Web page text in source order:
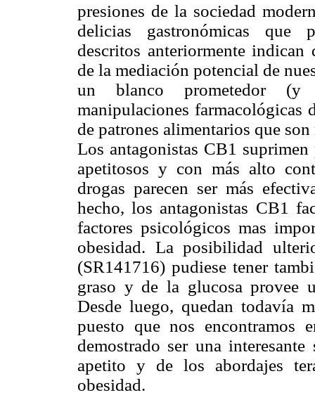
presiones de la sociedad
delicias gastronómicas que
descritos anteriormente indican
de la mediación potencial de
un blanco prometedor (y
manipulaciones
de patrones alimentarios que
Los antagonistas CB1
apetitosos y con más alto
drogas parecen ser más
hecho, los antagonistas CB1
factores psicológicos mas
obesidad. La posibilidad
(SR141716) pudiese tener
graso y de la glucosa provee
Desde luego, quedan todavía
puesto que nos
demostrado ser una
apetito y de los abordajes
obesidad.